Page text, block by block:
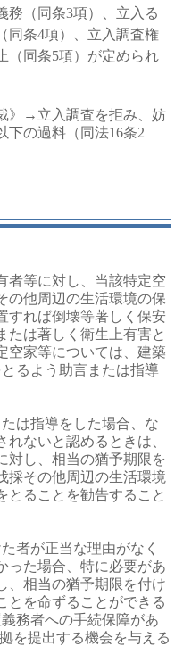
務（同条3項）、立入る
同条4項）、立入調査権
（同条5項）が定められ
》→立入調査を拒み、妨
下の過料（同法16条2
者等に対し、当該特定空
の他周辺の生活環境の保
すれば倒壊等著しく保安
たは著しく衛生上有害と
空家等については、建築
るよう助言または指導
は指導をした場合、な
ないと認めるときは、
対し、相当の猶予期限を
採その他周辺の生活環境
とることを勧告すること
者が正当な理由がなく
った場合、特に必要があ
、相当の猶予期限を付け
とを命ずることができる
務者への手続保障があ
を提出する機会を与える